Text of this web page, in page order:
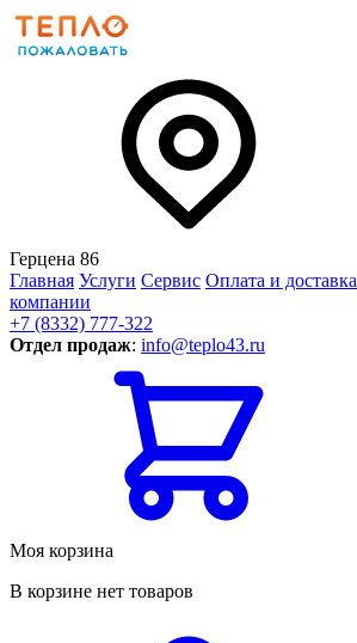
Герцена 86
Главная Услуги Сервис Оплата и доставка
компании
+7 (8332) 777-322
Отдел продаж: info@teplo43.ru
Моя корзина
В корзине нет товаров